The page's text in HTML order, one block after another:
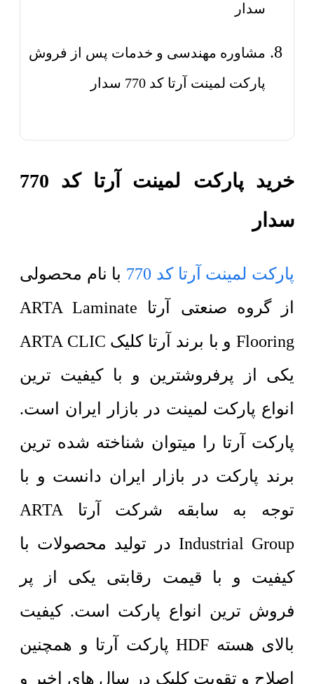
سدار
مشاوره مهندسی و خدمات پس از فروش
پارکت لمینت آرتا کد 770 سدار
خرید پارکت لمینت آرتا کد 770
سدار
پارکت لمینت آرتا کد 770
با نام محصولی
از گروه صنعتی آرتا ARTA Laminate
Flooring و با برند آرتا کلیک ARTA CLIC
یکی از پرفروشترین و با کیفیت ترین
انواع پارکت لمینت در بازار ایران است.
پارکت آرتا را میتوان شناخته شده ترین
برند پارکت در بازار ایران دانست و با
توجه به سابقه شرکت آرتا ARTA
Industrial Group در تولید محصولات با
کیفیت و با قیمت رقابتی یکی از پر
فروش ترین انواع پارکت است. کیفیت
بالای هسته HDF پارکت آرتا و همچنین
اصلاح و تقویت کلیک در سال های اخیر و